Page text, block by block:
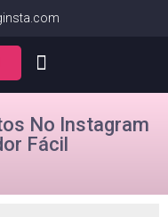
No Instagram
Fácil